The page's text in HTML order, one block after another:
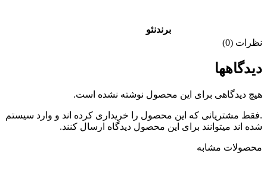
برندنئو
نظرات (0)
دیدگاهها
هیچ دیدگاهی برای این محصول نوشته نشده است.
.فقط مشتریانی که این محصول را خریداری کرده اند و وارد سیستم
شده اند میتوانند برای این محصول دیدگاه ارسال کنند.
محصولات مشابه